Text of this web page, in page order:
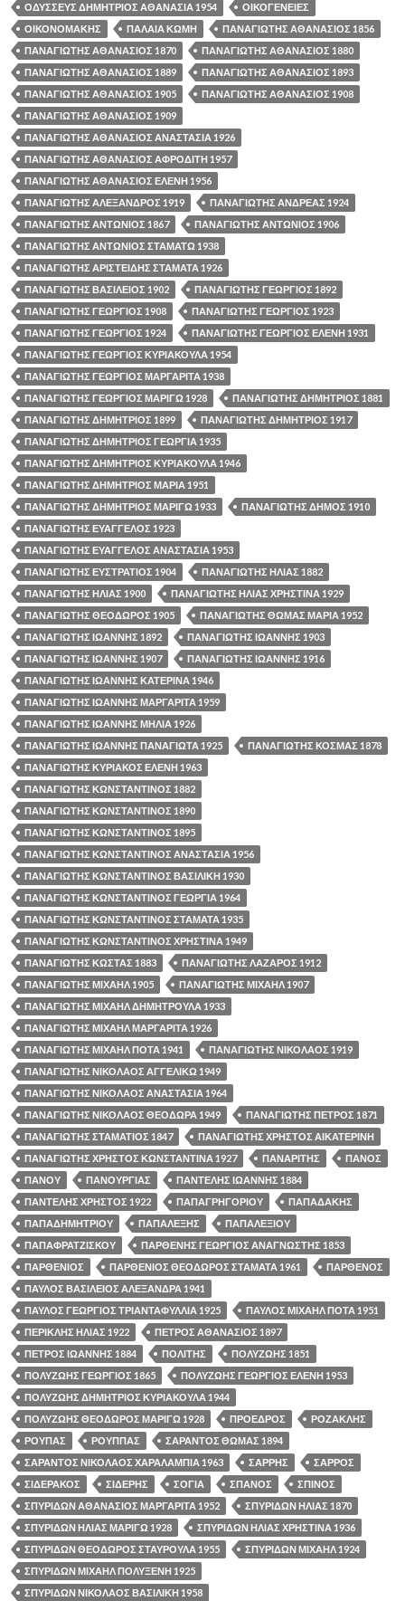
ΟΔΥΣΣΕΥΣ ΔΗΜΗΤΡΙΟΣ ΑΘΑΝΑΣΙΑ 1954
ΟΙΚΟΓΕΝΕΙΕΣ
ΟΙΚΟΝΟΜΑΚΗΣ
ΠΑΛΑΙΑ ΚΩΜΗ
ΠΑΝΑΓΙΩΤΗΣ ΑΘΑΝΑΣΙΟΣ 1856
ΠΑΝΑΓΙΩΤΗΣ ΑΘΑΝΑΣΙΟΣ 1870
ΠΑΝΑΓΙΩΤΗΣ ΑΘΑΝΑΣΙΟΣ 1880
ΠΑΝΑΓΙΩΤΗΣ ΑΘΑΝΑΣΙΟΣ 1889
ΠΑΝΑΓΙΩΤΗΣ ΑΘΑΝΑΣΙΟΣ 1893
ΠΑΝΑΓΙΩΤΗΣ ΑΘΑΝΑΣΙΟΣ 1905
ΠΑΝΑΓΙΩΤΗΣ ΑΘΑΝΑΣΙΟΣ 1908
ΠΑΝΑΓΙΩΤΗΣ ΑΘΑΝΑΣΙΟΣ 1909
ΠΑΝΑΓΙΩΤΗΣ ΑΘΑΝΑΣΙΟΣ ΑΝΑΣΤΑΣΙΑ 1926
ΠΑΝΑΓΙΩΤΗΣ ΑΘΑΝΑΣΙΟΣ ΑΦΡΟΔΙΤΗ 1957
ΠΑΝΑΓΙΩΤΗΣ ΑΘΑΝΑΣΙΟΣ ΕΛΕΝΗ 1956
ΠΑΝΑΓΙΩΤΗΣ ΑΛΕΞΑΝΔΡΟΣ 1919
ΠΑΝΑΓΙΩΤΗΣ ΑΝΔΡΕΑΣ 1924
ΠΑΝΑΓΙΩΤΗΣ ΑΝΤΩΝΙΟΣ 1867
ΠΑΝΑΓΙΩΤΗΣ ΑΝΤΩΝΙΟΣ 1906
ΠΑΝΑΓΙΩΤΗΣ ΑΝΤΩΝΙΟΣ ΣΤΑΜΑΤΩ 1938
ΠΑΝΑΓΙΩΤΗΣ ΑΡΙΣΤΕΙΔΗΣ ΣΤΑΜΑΤΑ 1926
ΠΑΝΑΓΙΩΤΗΣ ΒΑΣΙΛΕΙΟΣ 1902
ΠΑΝΑΓΙΩΤΗΣ ΓΕΩΡΓΙΟΣ 1892
ΠΑΝΑΓΙΩΤΗΣ ΓΕΩΡΓΙΟΣ 1908
ΠΑΝΑΓΙΩΤΗΣ ΓΕΩΡΓΙΟΣ 1923
ΠΑΝΑΓΙΩΤΗΣ ΓΕΩΡΓΙΟΣ 1924
ΠΑΝΑΓΙΩΤΗΣ ΓΕΩΡΓΙΟΣ ΕΛΕΝΗ 1931
ΠΑΝΑΓΙΩΤΗΣ ΓΕΩΡΓΙΟΣ ΚΥΡΙΑΚΟΥΛΑ 1954
ΠΑΝΑΓΙΩΤΗΣ ΓΕΩΡΓΙΟΣ ΜΑΡΓΑΡΙΤΑ 1938
ΠΑΝΑΓΙΩΤΗΣ ΓΕΩΡΓΙΟΣ ΜΑΡΙΓΩ 1928
ΠΑΝΑΓΙΩΤΗΣ ΔΗΜΗΤΡΙΟΣ 1881
ΠΑΝΑΓΙΩΤΗΣ ΔΗΜΗΤΡΙΟΣ 1899
ΠΑΝΑΓΙΩΤΗΣ ΔΗΜΗΤΡΙΟΣ 1917
ΠΑΝΑΓΙΩΤΗΣ ΔΗΜΗΤΡΙΟΣ ΓΕΩΡΓΙΑ 1935
ΠΑΝΑΓΙΩΤΗΣ ΔΗΜΗΤΡΙΟΣ ΚΥΡΙΑΚΟΥΛΑ 1946
ΠΑΝΑΓΙΩΤΗΣ ΔΗΜΗΤΡΙΟΣ ΜΑΡΙΑ 1951
ΠΑΝΑΓΙΩΤΗΣ ΔΗΜΗΤΡΙΟΣ ΜΑΡΙΓΩ 1933
ΠΑΝΑΓΙΩΤΗΣ ΔΗΜΟΣ 1910
ΠΑΝΑΓΙΩΤΗΣ ΕΥΑΓΓΕΛΟΣ 1923
ΠΑΝΑΓΙΩΤΗΣ ΕΥΑΓΓΕΛΟΣ ΑΝΑΣΤΑΣΙΑ 1953
ΠΑΝΑΓΙΩΤΗΣ ΕΥΣΤΡΑΤΙΟΣ 1904
ΠΑΝΑΓΙΩΤΗΣ ΗΛΙΑΣ 1882
ΠΑΝΑΓΙΩΤΗΣ ΗΛΙΑΣ 1900
ΠΑΝΑΓΙΩΤΗΣ ΗΛΙΑΣ ΧΡΗΣΤΙΝΑ 1929
ΠΑΝΑΓΙΩΤΗΣ ΘΕΟΔΩΡΟΣ 1905
ΠΑΝΑΓΙΩΤΗΣ ΘΩΜΑΣ ΜΑΡΙΑ 1952
ΠΑΝΑΓΙΩΤΗΣ ΙΩΑΝΝΗΣ 1892
ΠΑΝΑΓΙΩΤΗΣ ΙΩΑΝΝΗΣ 1903
ΠΑΝΑΓΙΩΤΗΣ ΙΩΑΝΝΗΣ 1907
ΠΑΝΑΓΙΩΤΗΣ ΙΩΑΝΝΗΣ 1916
ΠΑΝΑΓΙΩΤΗΣ ΙΩΑΝΝΗΣ ΚΑΤΕΡΙΝΑ 1946
ΠΑΝΑΓΙΩΤΗΣ ΙΩΑΝΝΗΣ ΜΑΡΓΑΡΙΤΑ 1959
ΠΑΝΑΓΙΩΤΗΣ ΙΩΑΝΝΗΣ ΜΗΛΙΑ 1926
ΠΑΝΑΓΙΩΤΗΣ ΙΩΑΝΝΗΣ ΠΑΝΑΓΙΩΤΑ 1925
ΠΑΝΑΓΙΩΤΗΣ ΚΟΣΜΑΣ 1878
ΠΑΝΑΓΙΩΤΗΣ ΚΥΡΙΑΚΟΣ ΕΛΕΝΗ 1963
ΠΑΝΑΓΙΩΤΗΣ ΚΩΝΣΤΑΝΤΙΝΟΣ 1882
ΠΑΝΑΓΙΩΤΗΣ ΚΩΝΣΤΑΝΤΙΝΟΣ 1890
ΠΑΝΑΓΙΩΤΗΣ ΚΩΝΣΤΑΝΤΙΝΟΣ 1895
ΠΑΝΑΓΙΩΤΗΣ ΚΩΝΣΤΑΝΤΙΝΟΣ ΑΝΑΣΤΑΣΙΑ 1956
ΠΑΝΑΓΙΩΤΗΣ ΚΩΝΣΤΑΝΤΙΝΟΣ ΒΑΣΙΛΙΚΗ 1930
ΠΑΝΑΓΙΩΤΗΣ ΚΩΝΣΤΑΝΤΙΝΟΣ ΓΕΩΡΓΙΑ 1964
ΠΑΝΑΓΙΩΤΗΣ ΚΩΝΣΤΑΝΤΙΝΟΣ ΣΤΑΜΑΤΑ 1935
ΠΑΝΑΓΙΩΤΗΣ ΚΩΝΣΤΑΝΤΙΝΟΣ ΧΡΗΣΤΙΝΑ 1949
ΠΑΝΑΓΙΩΤΗΣ ΚΩΣΤΑΣ 1883
ΠΑΝΑΓΙΩΤΗΣ ΛΑΖΑΡΟΣ 1912
ΠΑΝΑΓΙΩΤΗΣ ΜΙΧΑΗΛ 1905
ΠΑΝΑΓΙΩΤΗΣ ΜΙΧΑΗΛ 1907
ΠΑΝΑΓΙΩΤΗΣ ΜΙΧΑΗΛ ΔΗΜΗΤΡΟΥΛΑ 1933
ΠΑΝΑΓΙΩΤΗΣ ΜΙΧΑΗΛ ΜΑΡΓΑΡΙΤΑ 1926
ΠΑΝΑΓΙΩΤΗΣ ΜΙΧΑΗΛ ΠΟΤΑ 1941
ΠΑΝΑΓΙΩΤΗΣ ΝΙΚΟΛΑΟΣ 1919
ΠΑΝΑΓΙΩΤΗΣ ΝΙΚΟΛΑΟΣ ΑΓΓΕΛΙΚΩ 1949
ΠΑΝΑΓΙΩΤΗΣ ΝΙΚΟΛΑΟΣ ΑΝΑΣΤΑΣΙΑ 1964
ΠΑΝΑΓΙΩΤΗΣ ΝΙΚΟΛΑΟΣ ΘΕΟΔΩΡΑ 1949
ΠΑΝΑΓΙΩΤΗΣ ΠΕΤΡΟΣ 1871
ΠΑΝΑΓΙΩΤΗΣ ΣΤΑΜΑΤΙΟΣ 1847
ΠΑΝΑΓΙΩΤΗΣ ΧΡΗΣΤΟΣ ΑΙΚΑΤΕΡΙΝΗ
ΠΑΝΑΓΙΩΤΗΣ ΧΡΗΣΤΟΣ ΚΩΝΣΤΑΝΤΙΝΑ 1927
ΠΑΝΑΡΙΤΗΣ
ΠΑΝΟΣ
ΠΑΝΟΥ
ΠΑΝΟΥΡΓΙΑΣ
ΠΑΝΤΕΛΗΣ ΙΩΑΝΝΗΣ 1884
ΠΑΝΤΕΛΗΣ ΧΡΗΣΤΟΣ 1922
ΠΑΠΑΓΡΗΓΟΡΙΟΥ
ΠΑΠΑΔΑΚΗΣ
ΠΑΠΑΔΗΜΗΤΡΙΟΥ
ΠΑΠΑΛΕΞΗΣ
ΠΑΠΑΛΕΞΙΟΥ
ΠΑΠΑΦΡΑΤΖΙΣΚΟΥ
ΠΑΡΘΕΝΗΣ ΓΕΩΡΓΙΟΣ ΑΝΑΓΝΩΣΤΗΣ 1853
ΠΑΡΘΕΝΙΟΣ
ΠΑΡΘΕΝΙΟΣ ΘΕΟΔΩΡΟΣ ΣΤΑΜΑΤΑ 1961
ΠΑΡΘΕΝΟΣ
ΠΑΥΛΟΣ ΒΑΣΙΛΕΙΟΣ ΑΛΕΞΑΝΔΡΑ 1941
ΠΑΥΛΟΣ ΓΕΩΡΓΙΟΣ ΤΡΙΑΝΤΑΦΥΛΛΙΑ 1925
ΠΑΥΛΟΣ ΜΙΧΑΗΛ ΠΟΤΑ 1951
ΠΕΡΙΚΛΗΣ ΗΛΙΑΣ 1922
ΠΕΤΡΟΣ ΑΘΑΝΑΣΙΟΣ 1897
ΠΕΤΡΟΣ ΙΩΑΝΝΗΣ 1884
ΠΟΛΙΤΗΣ
ΠΟΛΥΖΩΗΣ 1851
ΠΟΛΥΖΩΗΣ ΓΕΩΡΓΙΟΣ 1865
ΠΟΛΥΖΩΗΣ ΓΕΩΡΓΙΟΣ ΕΛΕΝΗ 1953
ΠΟΛΥΖΩΗΣ ΔΗΜΗΤΡΙΟΣ ΚΥΡΙΑΚΟΥΛΑ 1944
ΠΟΛΥΖΩΗΣ ΘΕΟΔΩΡΟΣ ΜΑΡΙΓΩ 1928
ΠΡΟΕΔΡΟΣ
ΡΟΖΑΚΛΗΣ
ΡΟΥΠΑΣ
ΡΟΥΠΠΑΣ
ΣΑΡΑΝΤΟΣ ΘΩΜΑΣ 1894
ΣΑΡΑΝΤΟΣ ΝΙΚΟΛΑΟΣ ΧΑΡΑΛΑΜΠΙΑ 1963
ΣΑΡΡΗΣ
ΣΑΡΡΟΣ
ΣΙΔΕΡΑΚΟΣ
ΣΙΔΕΡΗΣ ΣΟΓΙΑ ΣΠΑΝΟΣ
ΣΠΙΝΟΣ
ΣΠΥΡΙΔΩΝ ΑΘΑΝΑΣΙΟΣ ΜΑΡΓΑΡΙΤΑ 1952
ΣΠΥΡΙΔΩΝ ΗΛΙΑΣ 1870
ΣΠΥΡΙΔΩΝ ΗΛΙΑΣ ΜΑΡΙΓΩ 1928
ΣΠΥΡΙΔΩΝ ΗΛΙΑΣ ΧΡΗΣΤΙΝΑ 1936
ΣΠΥΡΙΔΩΝ ΘΕΟΔΩΡΟΣ ΣΤΑΥΡΟΥΛΑ 1955
ΣΠΥΡΙΔΩΝ ΜΙΧΑΗΛ 1924
ΣΠΥΡΙΔΩΝ ΜΙΧΑΗΛ ΠΟΛΥΞΕΝΗ 1925
ΣΠΥΡΙΔΩΝ ΝΙΚΟΛΑΟΣ ΒΑΣΙΛΙΚΗ 1958